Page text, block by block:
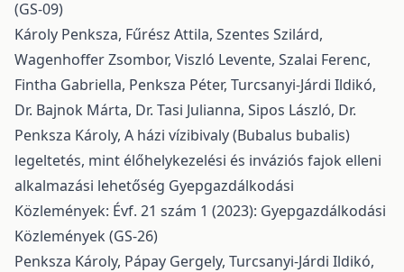
(GS-09)
Károly Penksza, Fűrész Attila, Szentes Szilárd,
Wagenhoffer Zsombor, Viszló Levente, Szalai Ferenc,
Fintha Gabriella, Penksza Péter, Turcsanyi-Járdi Ildikó,
Dr. Bajnok Márta, Dr. Tasi Julianna, Sipos László, Dr.
Penksza Károly, A házi vízibivaly (Bubalus bubalis)
legeltetés, mint élőhelykezelési és inváziós fajok elleni
alkalmazási lehetőség Gyepgazdálkodási
Közlemények: Évf. 21 szám 1 (2023): Gyepgazdálkodási
Közlemények (GS-26)
Penksza Károly, Pápay Gergely, Turcsanyi-Járdi Ildikó,